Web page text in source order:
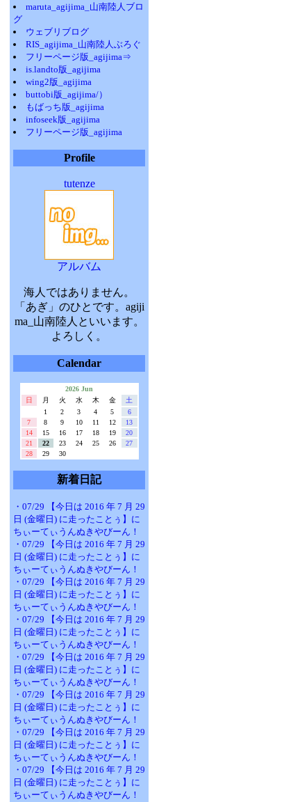
maruta_agijima_山南陸人ブロ
グ
ウェブリブログ
RIS_agijima_山南陸人ぶろぐ
フリーページ版_agijima⇒
is.landto版_agijima
wing2版_agijima
buttobi版_agijima/）
もばっち版_agijima
infoseek版_agijima
フリーページ版_agijima
Profile
tutenze
アルバム
海人ではありません。
「あぎ」のひとです。agiji
ma_山南陸人といいます。
よろしく。
Calendar
2026 Jun
日
月 火 水 木 金
土
1
2 3 4 5
6
7
8 9 10 11 12
13
14
15 16 17 18 19
20
21
22 23 24 25 26
27
28
29 30
新着日記
・07/29 【今日は 2016 年 7 月 29
日 (金曜日) に走ったことぅ】に
ちぃーてぃうんぬきやびーん！
・07/29 【今日は 2016 年 7 月 29
日 (金曜日) に走ったことぅ】に
ちぃーてぃうんぬきやびーん！
・07/29 【今日は 2016 年 7 月 29
日 (金曜日) に走ったことぅ】に
ちぃーてぃうんぬきやびーん！
・07/29 【今日は 2016 年 7 月 29
日 (金曜日) に走ったことぅ】に
ちぃーてぃうんぬきやびーん！
・07/29 【今日は 2016 年 7 月 29
日 (金曜日) に走ったことぅ】に
ちぃーてぃうんぬきやびーん！
・07/29 【今日は 2016 年 7 月 29
日 (金曜日) に走ったことぅ】に
ちぃーてぃうんぬきやびーん！
・07/29 【今日は 2016 年 7 月 29
日 (金曜日) に走ったことぅ】に
ちぃーてぃうんぬきやびーん！
・07/29 【今日は 2016 年 7 月 29
日 (金曜日) に走ったことぅ】に
ちぃーてぃうんぬきやびーん！